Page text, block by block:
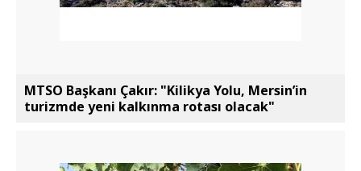
MTSO Başkanı Çakır: "Kilikya Yolu, Mersin’in
turizmde yeni kalkınma rotası olacak"